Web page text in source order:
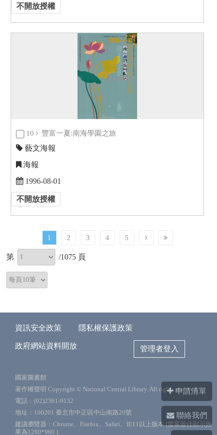
不開放授權
10 豐富一夏:南海學園之旅
藝文海報
海報
1996-08-01
不開放授權
1 2 3 4 5
第 /1075 頁
資訊安全政策 隱私權保護政策
政府網站資料開放 管理者登入
國家圖書館
著作權聲明 Copyright © National Central Library. All rights reserved.
電話：(02)2361-9132
地址：100201 臺北市中正區中山南路20號
建議瀏覽器：Chrome、Firefox、Safari、IE11以上版本 (螢幕最佳顯示效
果為1280*960 )
申請清單
聯絡我們